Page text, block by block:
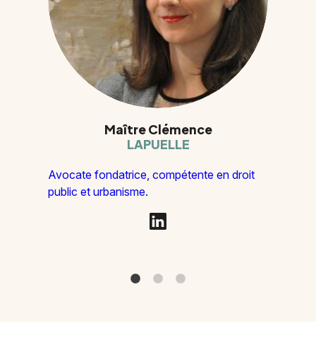
Maître Clémence
LAPUELLE
Avocate fondatrice, compétente en droit
public et urbanisme.